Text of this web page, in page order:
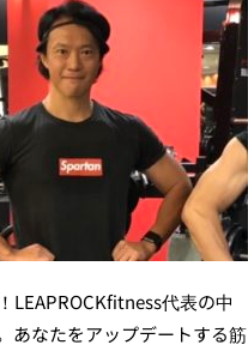
LEAPROCKfitness代表の中
あなたをアップデートする筋